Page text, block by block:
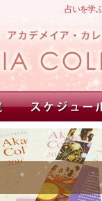
占いを学